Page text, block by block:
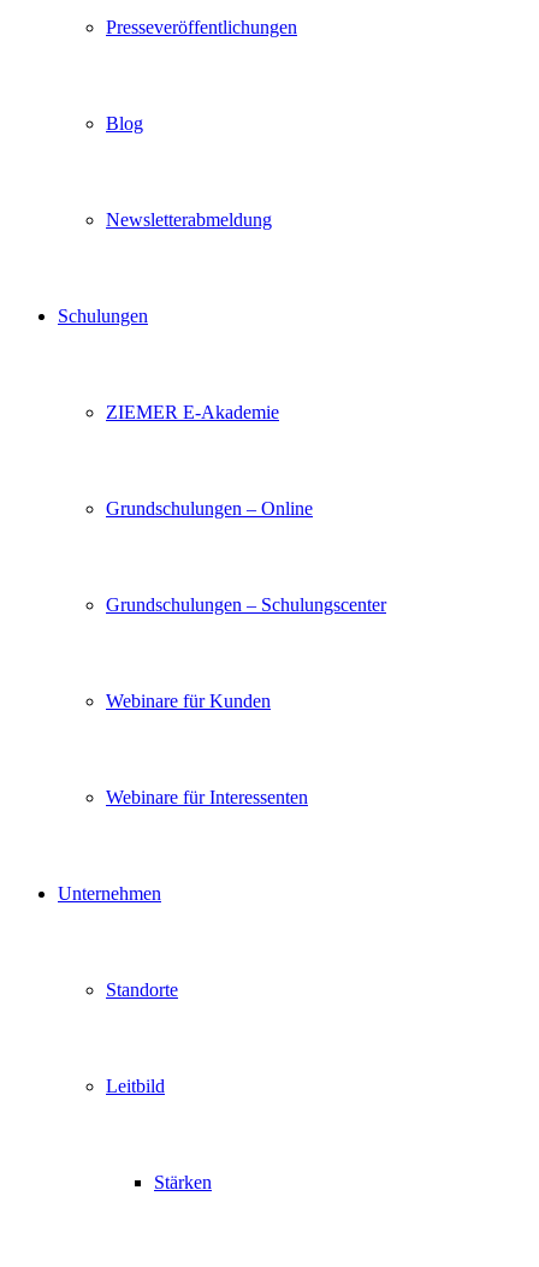
Presseveröffentlichungen
Blog
Newsletterabmeldung
Schulungen
ZIEMER E-Akademie
Grundschulungen – Online
Grundschulungen – Schulungscenter
Webinare für Kunden
Webinare für Interessenten
Unternehmen
Standorte
Leitbild
Stärken